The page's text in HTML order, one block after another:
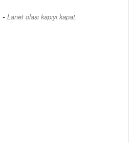
- Lanet olası kapıyı kapat.